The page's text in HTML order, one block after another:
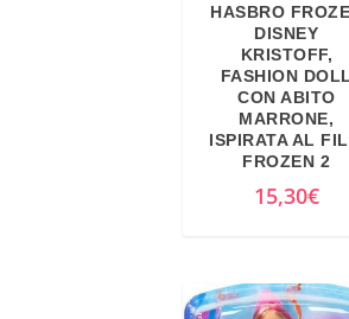
HASBRO
DISNEY
KRISTOFF,
FASHION DOLL
CON ABITO
MARRONE,
ISPIRATA AL
FROZEN 2
15,30€